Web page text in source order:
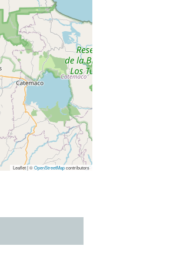
Leaflet | ©OpenStreetMapcontributors